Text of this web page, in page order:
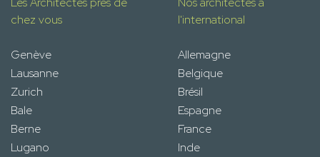
chez vous
Genève
Lausanne
Zurich
Bale
Berne
Lugano
l'international
Allemagne
Belgique
Brésil
Espagne
France
Inde